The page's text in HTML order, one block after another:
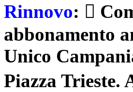
Rinnovo: 
abbonamento
Unico
Piazza Trieste.